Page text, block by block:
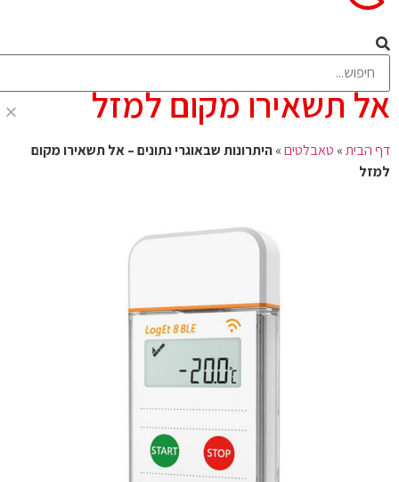
היתרונות שבאוגרי נתונים –
אל תשאירו מקום למזל
דף הבית» טאבלטים»היתרונות שבאוגרי נתונים – אל תשאירו מקום
למזל